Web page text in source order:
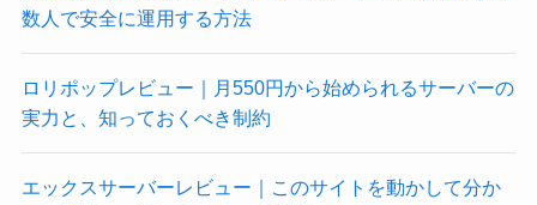
数人で安全に運用する方法
ロリポップレビュー｜月550円から始められるサーバーの
実力と、知っておくべき制約
エックスサーバーレビュー｜このサイトを動かして分か